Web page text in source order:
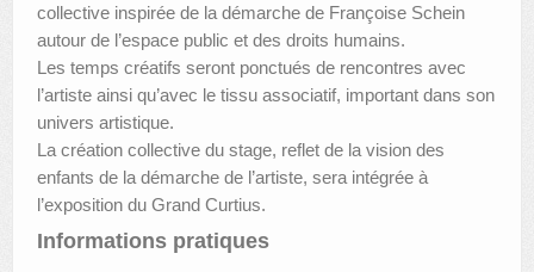
collective inspirée de la démarche de Françoise Schein
autour de l’espace public et des droits humains.
Les temps créatifs seront ponctués de rencontres avec
l’artiste ainsi qu’avec le tissu associatif, important dans son
univers artistique.
La création collective du stage, reflet de la vision des
enfants de la démarche de l’artiste, sera intégrée à
l’exposition du Grand Curtius.
Informations pratiques